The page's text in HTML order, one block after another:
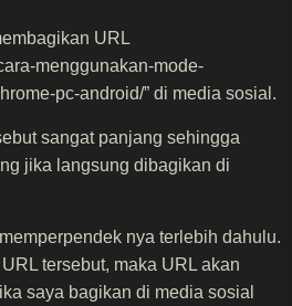
URL
menggunakan-mode-
pc-android/” di media sosial.
sangat panjang sehingga
jika langsung dibagikan di
nya terlebih dahulu.
tersebut, maka URL akan
saya bagikan di media sosial